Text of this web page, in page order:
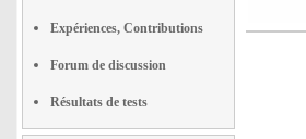
Expériences, Contributions
Forum de discussion
Résultats de tests